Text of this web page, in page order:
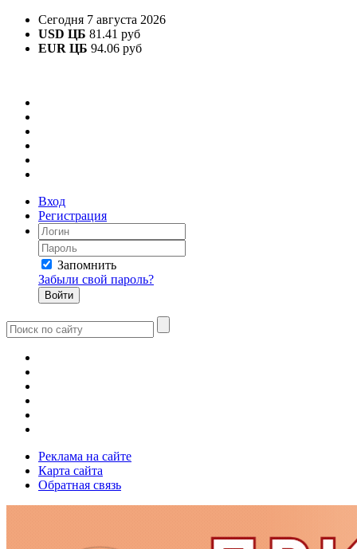
Сегодня 7 августа 2026
USD ЦБ 81.41 руб
EUR ЦБ 94.06 руб
Вход
Регистрация
Запомнить
Забыли свой пароль?
Реклама на сайте
Карта сайта
Обратная связь